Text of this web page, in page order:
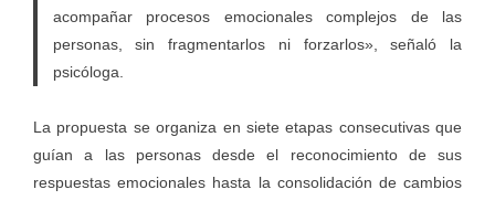
acompañar procesos emocionales complejos de las
personas, sin fragmentarlos ni forzarlos», señaló la
psicóloga.
La propuesta se organiza en siete etapas consecutivas que
guían a las personas desde el reconocimiento de sus
respuestas emocionales hasta la consolidación de cambios